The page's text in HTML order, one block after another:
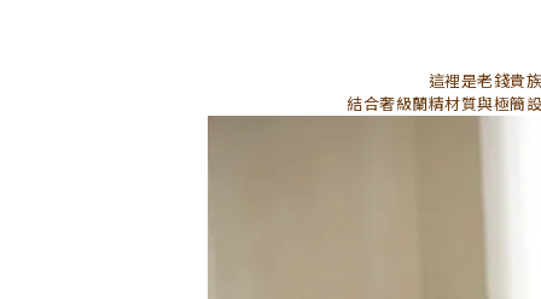
這裡是老錢貴
結合奢級蘭精材質與極簡